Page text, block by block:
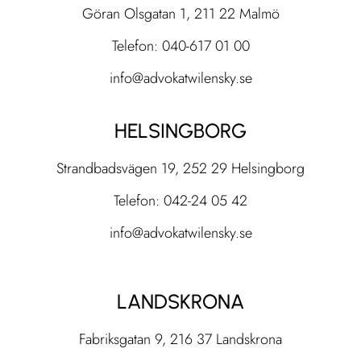
Göran Olsgatan 1, 211 22 Malmö
Telefon: 040-617 01 00
info@advokatwilensky.se
HELSINGBORG
Strandbadsvägen 19, 252 29 Helsingborg
Telefon: 042-24 05 42
info@advokatwilensky.se
LANDSKRONA
Fabriksgatan 9, 216 37 Landskrona